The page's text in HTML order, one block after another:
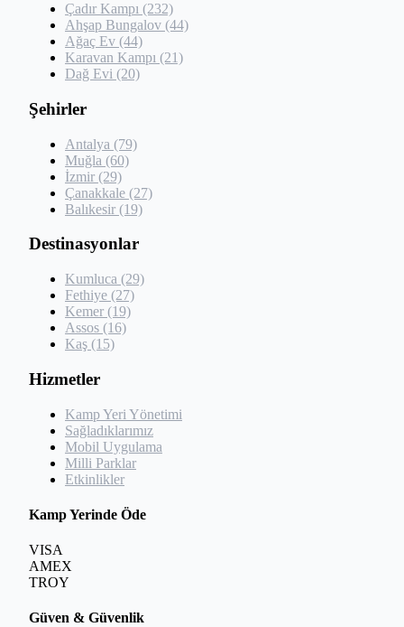
Çadır Kampı (232)
Ahşap Bungalov (44)
Ağaç Ev (44)
Karavan Kampı (21)
Dağ Evi (20)
Şehirler
Antalya (79)
Muğla (60)
İzmir (29)
Çanakkale (27)
Balıkesir (19)
Destinasyonlar
Kumluca (29)
Fethiye (27)
Kemer (19)
Assos (16)
Kaş (15)
Hizmetler
Kamp Yeri Yönetimi
Sağladıklarımız
Mobil Uygulama
Milli Parklar
Etkinlikler
Kamp Yerinde Öde
VISA
AMEX
TROY
Güven & Güvenlik